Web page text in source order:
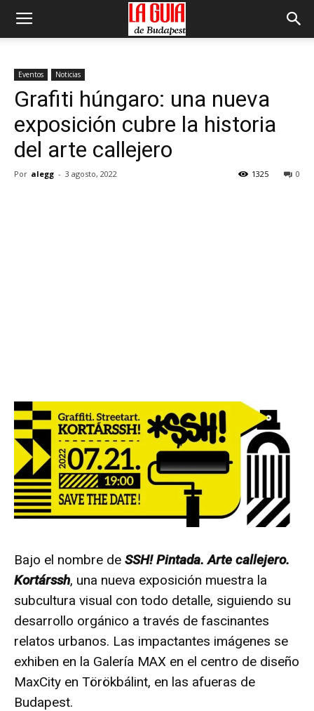
Eventos Noticias
Grafiti húngaro: una nueva
exposición cubre la historia
del arte callejero
Por alegg - 3 agosto, 2022 0
1325
Bajo el nombre de SSH! Pintada. Arte callejero.
Kortárssh, una nueva exposición muestra la
subcultura visual con todo detalle, siguiendo su
desarrollo orgánico a través de fascinantes
relatos urbanos. Las impactantes imágenes se
exhiben en la Galería MAX en el centro de diseño
MaxCity en Törökbálint, en las afueras de
Budapest.